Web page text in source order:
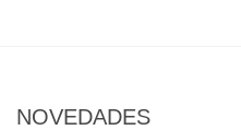
NOVEDADES